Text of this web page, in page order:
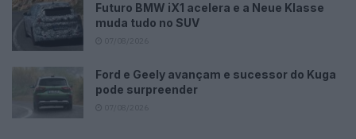
Futuro BMW iX1 acelera e a Neue Klasse
muda tudo no SUV
Ford e Geely avançam e sucessor do Kuga
pode surpreender